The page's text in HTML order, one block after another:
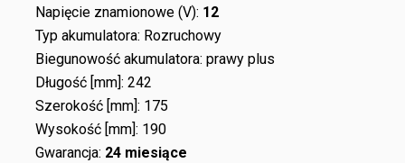
Napięcie znamionowe (V): 12
Typ akumulatora: Rozruchowy
Biegunowość akumulatora: prawy plus
Długość [mm]: 242
Szerokość [mm]: 175
Wysokość [mm]: 190
Gwarancja: 24 miesiące